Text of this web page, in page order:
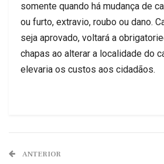
somente quando há mudança de
ou furto, extravio, roubo ou dano.
seja aprovado, voltará a
chapas ao alterar a localidade do
elevaria os custos aos cidadãos.
ANTERIOR